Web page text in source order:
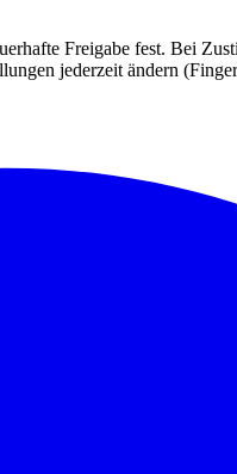
Freigabe fest. Bei
jederzeit ändern